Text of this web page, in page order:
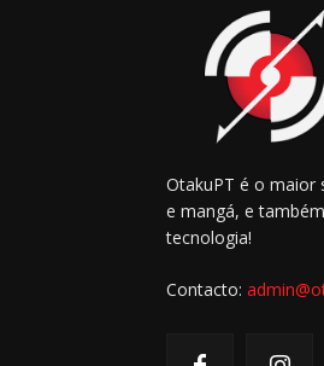
OtakuPT é o maior
e mangá, e
tecnologia!
Contacto: